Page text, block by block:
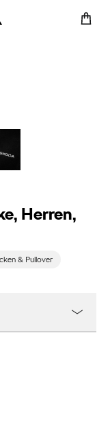
Herren,
& Pullover